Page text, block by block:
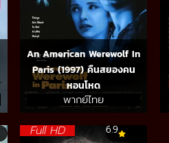
An American Werewolf In
Paris (1997) คืนสยองคน
หอนโหด
พากย์ไทย
Full HD 6.9